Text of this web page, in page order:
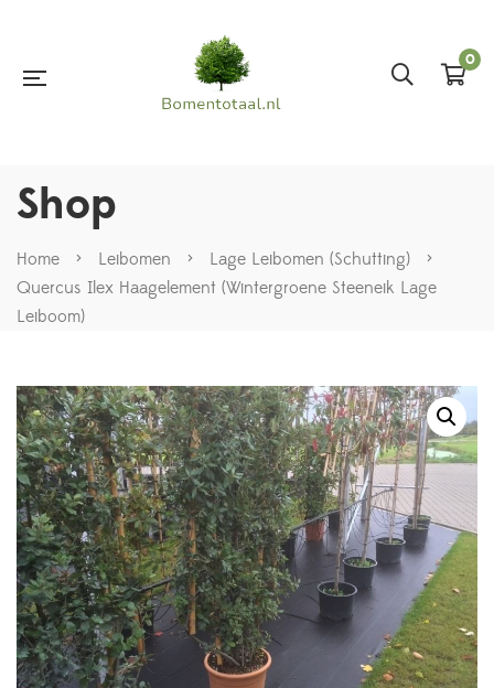
0
Shop
Home > Leibomen > Lage Leibomen (Schutting)
>
Quercus Ilex Haagelement (Wintergroene Steeneik Lage
Leiboom)